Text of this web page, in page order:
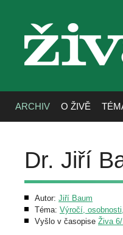
živa
ARCHIV O ŽIVĚ
Dr. Jiří
Autor: Jiří Baum
Téma: Výročí,
Vyšlo v časopise Živa